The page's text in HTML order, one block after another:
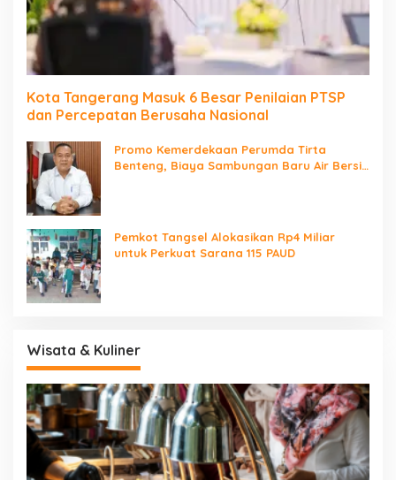
Kota Tangerang Masuk 6 Besar Penilaian PTSP
dan Percepatan Berusaha Nasional
Promo Kemerdekaan Perumda Tirta
Benteng, Biaya Sambungan Baru Air Bersih
Pemkot Tangsel Alokasikan Rp4 Miliar
untuk Perkuat Sarana 115 PAUD
Wisata & Kuliner